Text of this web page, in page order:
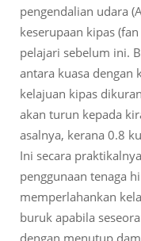
pengendalian udara
keserupaan kipas
pelajari sebelum ini.
antara kuasa dengan
kelajuan kipas
akan turun kepada
asalnya, kerana 0.8
Ini secara
penggunaan tenaga
memperlahankan
buruk apabila